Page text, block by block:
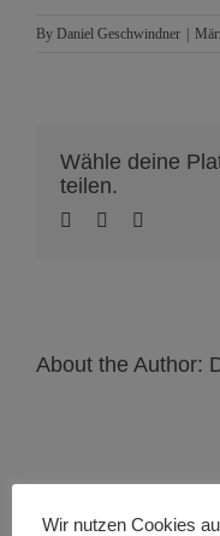
By Daniel Geschwindner
Wähle deine
teilen.
About the Author:
Wir nutzen Cookies